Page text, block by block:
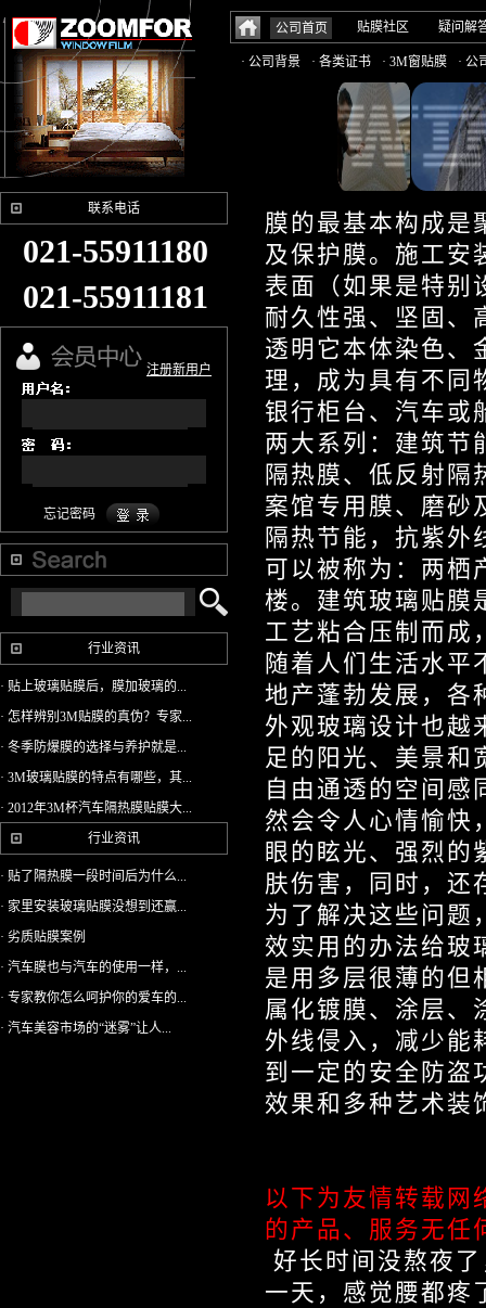
公司首页 贴膜社区 疑问解
· 公司背景 · 各类证书 · 3M窗贴膜 · 公
联系电话
021-55911180
021-55911181
注册新用户
忘记密码
行业资讯
· 贴上玻璃贴膜后，膜加玻璃的...
· 怎样辨别3M贴膜的真伪？专家...
· 冬季防爆膜的选择与养护就是...
· 3M玻璃贴膜的特点有哪些，其...
· 2012年3M杯汽车隔热膜贴膜大...
行业资讯
· 贴了隔热膜一段时间后为什么...
· 家里安装玻璃贴膜没想到还赢...
· 劣质贴膜案例
· 汽车膜也与汽车的使用一样，...
· 专家教你怎么呵护你的爱车的...
· 汽车美容市场的“迷雾”让人...
膜的最基本构成是
及保护膜。施工安
表面（如果是特别
耐久性强、坚固、
透明它本体染色、
理，成为具有不同
银行柜台、汽车或
两大系列：建筑节
隔热膜、低反射隔
案馆专用膜、磨砂
隔热节能，抗紫外
可以被称为：两栖
楼。建筑玻璃贴膜
工艺粘合压制而成
随着人们生活水平
地产蓬勃发展，各
外观玻璃设计也越
足的阳光、美景和
自由通透的空间感
然会令人心情愉快
眼的眩光、强烈的
肤伤害，同时，还
为了解决这些问题
效实用的办法给玻
是用多层很薄的但
属化镀膜、涂层、
外线侵入，减少能
到一定的安全防盗
效果和多种艺术装
以下为友情转载网
的产品、服务无任
好长时间没熬夜
一天，感觉腰都疼